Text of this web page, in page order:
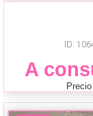
ID:
A
Precio